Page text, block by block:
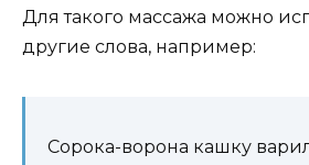
Для такого массажа можно
другие слова, например:
Сорока-ворона кашку